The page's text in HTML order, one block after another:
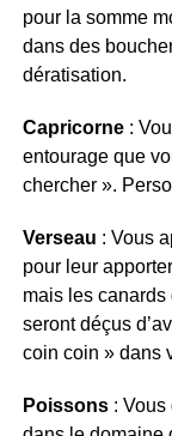
pour la somme
dans des
dératisation.
Capricorne:
entourage que
chercher ».
Verseau : Vous
pour leur
mais les
seront déçus
coin coin » dans
Poissons: Vous